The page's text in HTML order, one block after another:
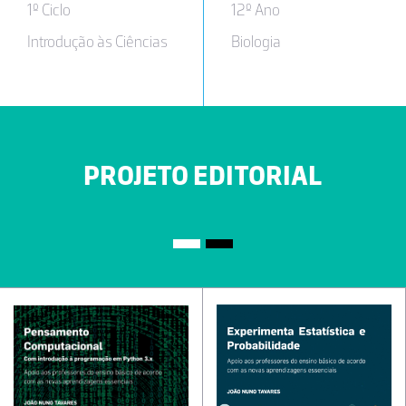
1º Ciclo
Introdução às Ciências
12º Ano
Biologia
PROJETO EDITORIAL